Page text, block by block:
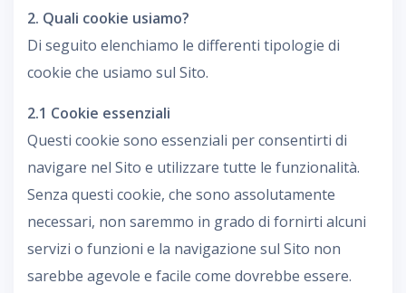
2. Quali cookie usiamo?
Di seguito elenchiamo le differenti tipologie di
cookie che usiamo sul Sito.
2.1 Cookie essenziali
Questi cookie sono essenziali per consentirti di
navigare nel Sito e utilizzare tutte le funzionalità.
Senza questi cookie, che sono assolutamente
necessari, non saremmo in grado di fornirti alcuni
servizi o funzioni e la navigazione sul Sito non
sarebbe agevole e facile come dovrebbe essere.